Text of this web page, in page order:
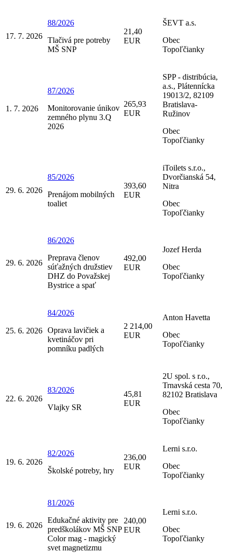
17. 7. 2026
88/2026
Tlačivá pre potreby
MŠ SNP
21,40
EUR
ŠEVT a.s.
Obec
Topoľčianky
1. 7. 2026
87/2026
Monitorovanie únikov
zemného plynu 3.Q
2026
265,93
EUR
SPP - distribúcia,
a.s., Plátennícka
19013/2, 82109
Bratislava-
Ružinov
Obec
Topoľčianky
29. 6. 2026
85/2026
Prenájom mobilných
toaliet
393,60
EUR
iToilets s.r.o.,
Dvorčianská 54,
Nitra
Obec
Topoľčianky
29. 6. 2026
86/2026
Preprava členov
súťažných družstiev
DHZ do Považskej
Bystrice a spať
492,00
EUR
Jozef Herda
Obec
Topoľčianky
25. 6. 2026
84/2026
Oprava lavičiek a
kvetináčov pri
pomníku padlých
2 214,00
EUR
Anton Havetta
Obec
Topoľčianky
22. 6. 2026
83/2026
Vlajky SR
45,81
EUR
2U spol. s r.o.,
Trnavská cesta 70,
82102 Bratislava
Obec
Topoľčianky
19. 6. 2026
82/2026
Školské potreby, hry
236,00
EUR
Lerni s.r.o.
Obec
Topoľčianky
19. 6. 2026
81/2026
Edukačné aktivity pre
predškolákov MŠ SNP
Color mag - magický
svet magnetizmu
240,00
EUR
Lerni s.r.o.
Obec
Topoľčianky